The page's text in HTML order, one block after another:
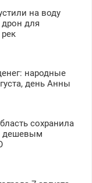
на воду
для
народные
день Анны
сохранила
дешевым